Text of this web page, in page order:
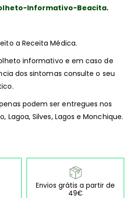
Informativo-Beacita.
a Receita Médica.
informativo e em caso de
dos sintomas consulte o seu
podem ser entregues nos
Lagoa, Silves, Lagos e Monchique.
Envios grátis a partir de
49€